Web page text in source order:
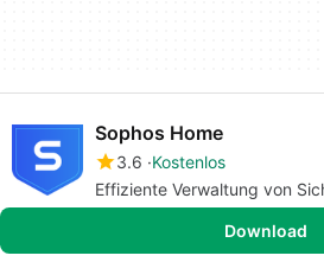
Sophos Home
3.6 Kostenlos
Effiziente Verwaltung von
Download